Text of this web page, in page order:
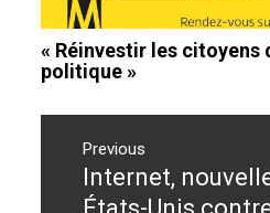
« Réinvestir les citoyens
politique »
Navigation
l’article
Previous
Previous
post:
Internet,